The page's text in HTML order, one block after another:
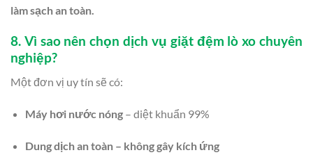
làm sạch an toàn.
8. Vì sao nên chọn dịch vụ giặt đệm lò xo chuyên
nghiệp?
Một đơn vị uy tín sẽ có:
Máy hơi nước nóng– diệt khuẩn 99%
Dung dịch an toàn – không gây kích ứng